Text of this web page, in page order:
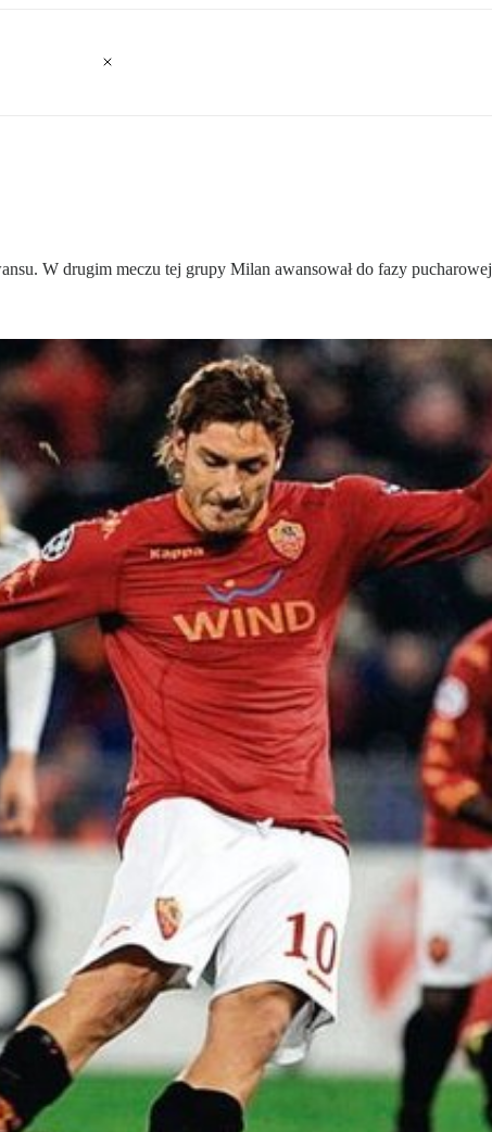
W drugim meczu tej grupy Milan awansował do fazy pucharowej